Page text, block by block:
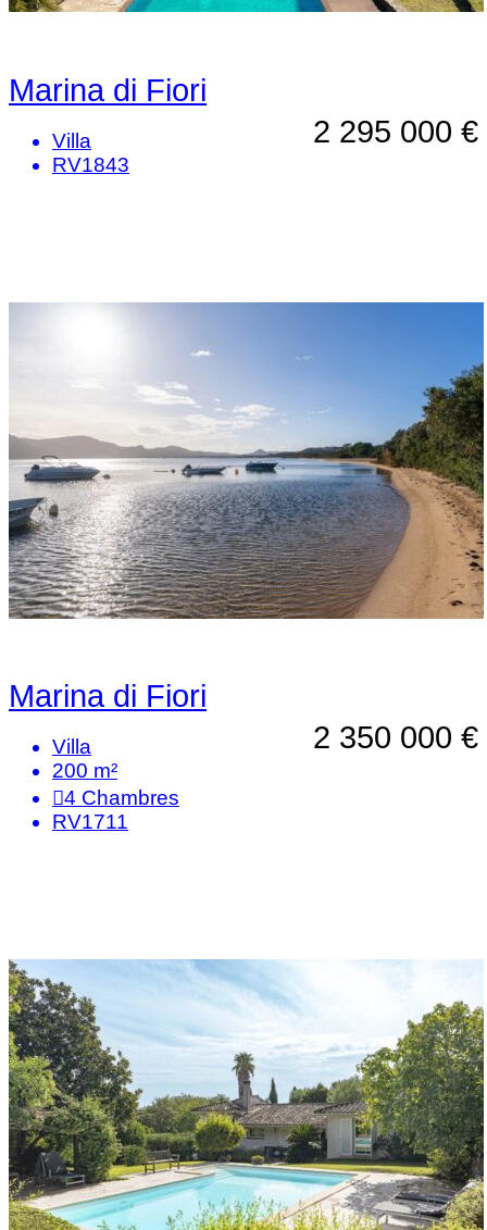
Marina di Fiori
2 295 000 €
Villa
RV1843
Marina di Fiori
2 350 000 €
Villa
200 m²
4 Chambres
RV1711